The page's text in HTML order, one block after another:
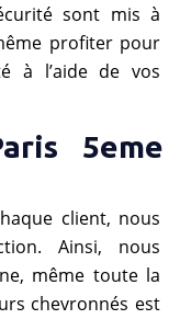
sont mis à
profiter pour
à l’aide de vos
5eme
client, nous
Ainsi, nous
même toute la
chevronnés est